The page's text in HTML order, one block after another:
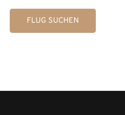
FLUG SUCHEN